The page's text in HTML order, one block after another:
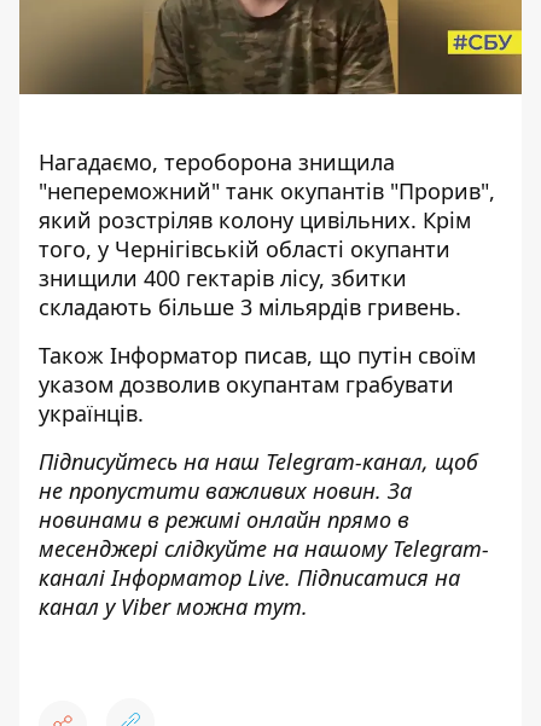
Нагадаємо, тероборона знищила
"непереможний" танк окупантів "Прорив",
який розстріляв колону цивільних. Крім
того, у Чернігівській області окупанти
знищили 400 гектарів лісу, збитки
складають більше 3 мільярдів гривень.
Також Інформатор писав, що путін своїм
указом дозволив окупантам грабувати
українців.
Підписуйтесь на наш Telegram-канал, щоб
не пропустити важливих новин. За
новинами в режимі онлайн прямо в
месенджері слідкуйте на нашому Telegram-
каналіІнформатор Live. Підписатися на
канал у Viber можна тут.